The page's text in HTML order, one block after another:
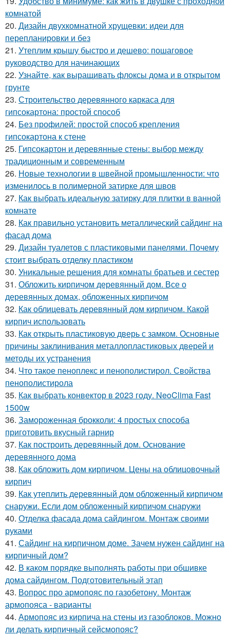
комнатой
20. Дизайн двухкомнатной хрущевки: идеи для
перепланировки и без
21. Утеплим крышу быстро и дешево: пошаговое
руководство для начинающих
22. Узнайте, как выращивать флоксы дома и в открытом
грунте
23. Строительство деревянного каркаса для
гипсокартона: простой способ
24. Без профилей: простой способ крепления
гипсокартона к стене
25. Гипсокартон и деревянные стены: выбор между
традиционным и современным
26. Новые технологии в швейной промышленности: что
изменилось в полимерной затирке для швов
27. Как выбрать идеальную затирку для плитки в ванной
комнате
28. Как правильно установить металлический сайдинг на
фасад дома
29. Дизайн туалетов с пластиковыми панелями. Почему
стоит выбрать отделку пластиком
30. Уникальные решения для комнаты братьев и сестер
31. Обложить кирпичом деревянный дом. Все о
деревянных домах, обложенных кирпичом
32. Как облицевать деревянный дом кирпичом. Какой
кирпич использовать
33. Как открыть пластиковую дверь с замком. Основные
причины заклинивания металлопластиковых дверей и
методы их устранения
34. Что такое пеноплекс и пенополистирол. Свойства
пенополистирола
35. Как выбрать конвектор в 2023 году. NeoClima Fast
1500w
36. Замороженная брокколи: 4 простых способа
приготовить вкусный гарнир
37. Как построить деревянный дом. Основание
деревянного дома
38. Как обложить дом кирпичом. Цены на облицовочный
кирпич
39. Как утеплить деревянный дом обложенный кирпичом
снаружи. Если дом обложенный кирпичом снаружи
40. Отделка фасада дома сайдингом. Монтаж своими
руками
41. Сайдинг на кирпичном доме. Зачем нужен сайдинг на
кирпичный дом?
42. В каком порядке выполнять работы при обшивке
дома сайдингом. Подготовительный этап
43. Вопрос про армопояс по газобетону. Монтаж
армопояса - варианты
44. Армопояс из кирпича на стены из газоблоков. Можно
ли делать кирпичный сейсмопояс?